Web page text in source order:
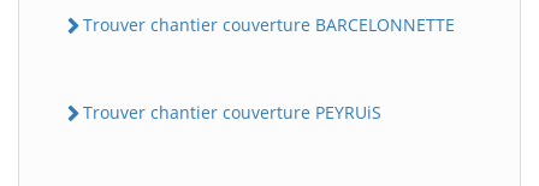
Trouver chantier couverture BARCELONNETTE
Trouver chantier couverture PEYRUiS